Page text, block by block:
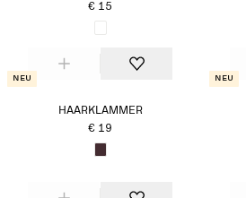
€ 15
Neu
HAARKLAMMER
€ 19
Neu